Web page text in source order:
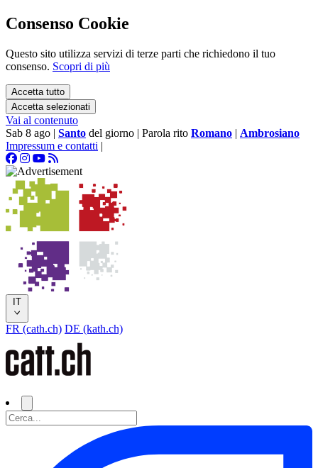
Consenso Cookie
Questo sito utilizza servizi di terze parti che richiedono il tuo
consenso. Scopri di più
Accetta tutto
Accetta selezionati
Vai al contenuto
Sab 8 ago | Santo del giorno | Parola rito Romano | Ambrosiano
Impressum e contatti |
IT
FR (cath.ch) DE (kath.ch)